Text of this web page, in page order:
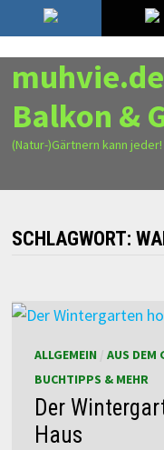
Zurück
zum
Inhalt
6. August 2026
Balkon &
(Natur-)Gärtnern kann jeder!
SCHLAGWORT:
ALLGEMEIN
AUS DEM
BUCHTIPPS & MEHR
Der
Haus